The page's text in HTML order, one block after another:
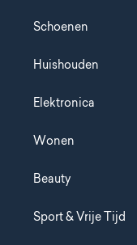
Schoenen
Huishouden
Elektronica
Wonen
Beauty
Sport & Vrije Tijd